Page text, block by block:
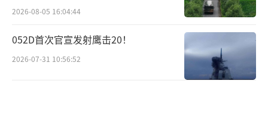
2026-08-05 16:04:44
052D首次官宣发射鹰击20！
2026-07-31 10:56:52